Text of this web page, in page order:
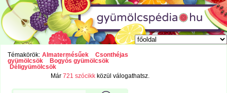
Témakörök: Almatermésűek
Csonthéjas
gyümölcsök
Bogyós gyümölcsök
Déligyümölcsök
Már721 szócikk közül válogathatsz.